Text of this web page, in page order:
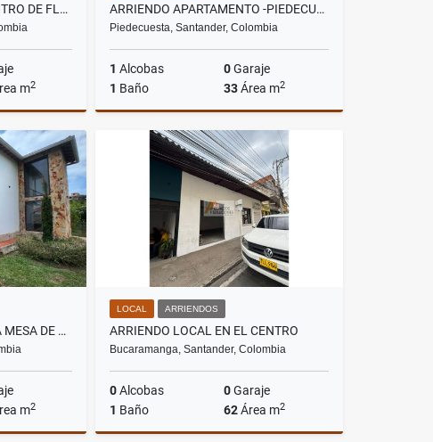
LOCAL EN ARRIENDO CENTRO DE FLORIDABLANCA
m2
Arriendos
ARRIENDO APARTAMENTO -PIEDECUESTA MOLINOS DEL VIENTO
Piedecuesta, Santander, Colombia
1 Alcobas 0Garaje
1 Baño 33Área m2
Arriendos
$700.000
VENTA DE PARCELA EN LA MESA DE LOS SANTOS
m2
LOCAL ARRIENDOS
ARRIENDO LOCAL EN EL CENTRO
Bucaramanga, Santander, Colombia
0Alcobas 0Garaje
1 Baño 62Área m2